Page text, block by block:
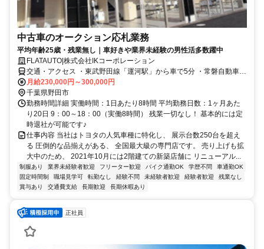
中古車のオークション応札業務
平均年齢25歳・残業無し｜車好きや業界未経験の男性活多数躍中
FLATAUTO|株式会社IKコーポレーション
交通・アクセス ・東武野田線「運河駅」から車で5分 ・常磐自動車道
柏インターから車で8分 ※車・バイク通勤OK！無料駐車場完備！
月給230,000円～300,000円
千葉県野田市
勤務時間詳細 実働時間：1日あたり8時間 平均勤務日数：1ヶ月あた
り20日 9：00～18：00（実働8時間） 残業一切なし！ 基本的には定
時退社が可能です♪
仕事内容 当社はトヨタの人気車種に特化し、 展示台数250台を超え
る 圧倒的な品揃えがある、 全国最大級の専門店です。 売り上げも拡
大中のため、 2021年10月には2階建ての新築店舗に リニューアル...
制服あり 業界未経験者歓迎 フリーター歓迎 バイク通勤OK 学歴不問
車通勤OK
固定時間制
職場見学可 転勤なし 経験不問 未経験者歓迎 経験者歓迎
残業なし
賞与あり
交通費支給 長期歓迎 長期休暇あり
正社員